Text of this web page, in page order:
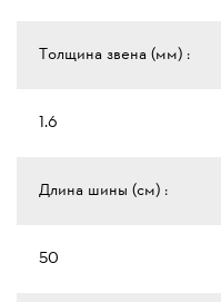
Толщина звена (мм) :
1.6
Длина шины (см) :
50